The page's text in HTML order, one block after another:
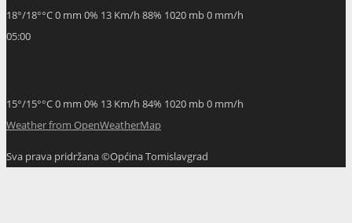
18°/18°°C0 mm 0% 13 Km/h 88% 1020 mb0 mm/h
05:00
15°/15°°C0 mm 0% 13 Km/h 84% 1020 mb0 mm/h
Weather from OpenWeatherMap
Sva prava pridržana ©Općina Tomislavgrad